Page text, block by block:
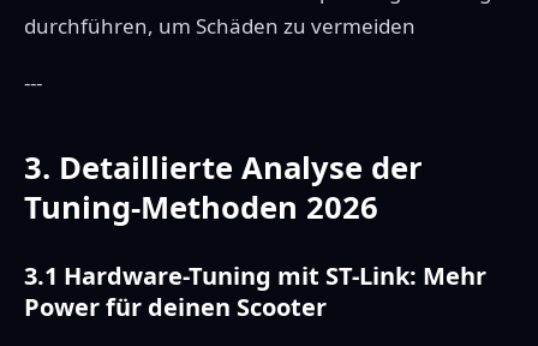
durchführen, um Schäden zu vermeiden
---
3. Detaillierte Analyse der
Tuning-Methoden 2026
3.1 Hardware-Tuning mit ST-Link: Mehr
Power für deinen Scooter